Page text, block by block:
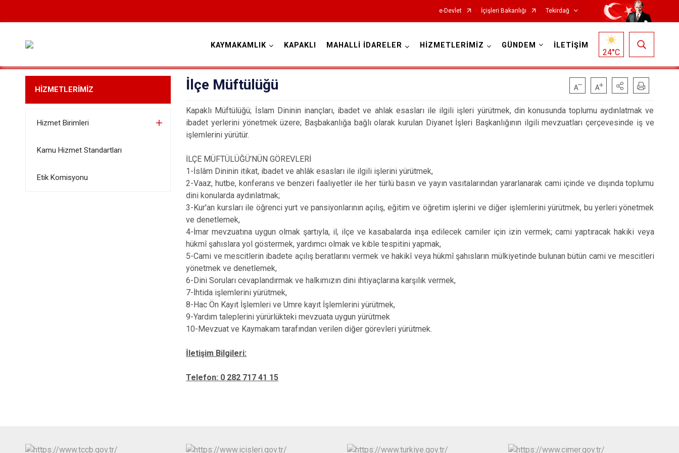
e-Devlet İçişleri Bakanlığı Tekirdağ
Çerkezköy
Çorlu
Hayrabolu
Marmaraereğlisi
Muratlı
Şarköy
Süleymanpaşa
Kapaklı
KAYMAKAMLIK KAPAKLI MAHALLİ İDARELER HİZMETLERİMİZ GÜNDEM İLETİŞİM
24°C
HİZMETLERİMİZ
Hizmet Birimleri
Kamu Hizmet Standartları
Etik Komisyonu
İlçe Müftülüğü
Kapaklı Müftülüğü; İslam Dininin inançları, ibadet ve ahlak esasları ile ilgili işleri yürütmek, din konusunda toplumu aydınlatmak ve
ibadet yerlerini yönetmek üzere; Başbakanlığa bağlı olarak kurulan Diyanet İşleri Başkanlığının ilgili mevzuatları çerçevesinde iş ve
işlemlerini yürütür.
İLÇE MÜFTÜLÜĞÜ'NÜN GÖREVLERİ
1-İslâm Dininin itikat, ibadet ve ahlâk esasları ile ilgili işlerini yürütmek,
2-Vaaz, hutbe, konferans ve benzeri faaliyetler ile her türlü basın ve yayın vasıtalarından yararlanarak cami içinde ve dışında toplumu
dini konularda aydınlatmak;
3-Kur'an kursları ile öğrenci yurt ve pansiyonlarının açılış, eğitim ve öğretim işlerini ve diğer işlemlerini yürütmek, bu yerleri yönetmek
ve denetlemek,
4-İmar mevzuatına uygun olmak şartıyla, il, ilçe ve kasabalarda inşa edilecek camiler için izin vermek; cami yaptıracak hakiki veya
hükmî şahıslara yol göstermek, yardımcı olmak ve kıble tespitini yapmak,
5-Cami ve mescitlerin ibadete açılış beratlarını vermek ve hakikî veya hükmî şahısların mülkiyetinde bulunan bütün cami ve mescitleri
yönetmek ve denetlemek,
6-Dini Soruları cevaplandırmak ve halkımızın dini ihtiyaçlarına karşılık vermek,
7-İhtida işlemlerini yürütmek,
8-Hac Ön Kayıt İşlemleri ve Umre kayıt İşlemlerini yürütmek,
9-Yardım taleplerini yürürlükteki mevzuata uygun yürütmek
10-Mevzuat ve Kaymakam tarafından verilen diğer görevleri yürütmek.
İletişim Bilgileri:
Telefon: 0 282 717 41 15